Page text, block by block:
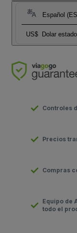
Español
US$ Dolar
Controles
Precios
Compras
Equipo de
todo el